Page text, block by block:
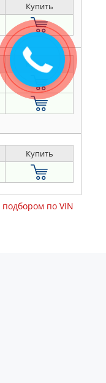
Купить
Купить
Купить
подбором по VIN
Закажите
звонок